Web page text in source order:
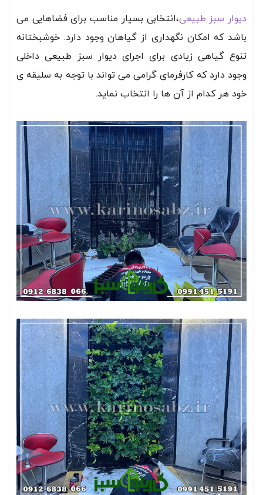
دیوار سبز طبیعی،انتخابی بسیار مناسب برای فضاهایی می
باشد که امکان نگهداری از گیاهان وجود دارد. خوشبختانه
تنوع گیاهی زیادی برای اجرای دیوار سبز طبیعی داخلی
وجود دارد که کارفرمای گرامی می تواند با توجه به سلیقه ی
خود هر کدام از آن ها را انتخاب نماید.